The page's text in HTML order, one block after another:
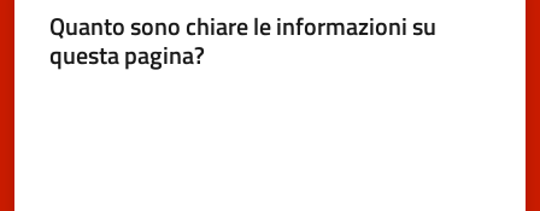
Quanto sono chiare le informazioni su
questa pagina?